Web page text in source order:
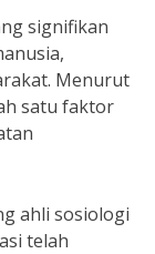
signifikan
Menurut
satu faktor
ahli sosiologi
telah